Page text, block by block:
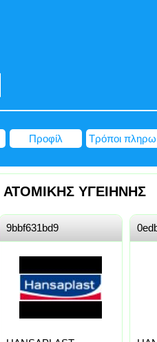
Προφίλ Τρόποι
ΑΤΟΜΙΚΗΣ ΥΓΕΙΗΝΗΣ
9bbf631bd9